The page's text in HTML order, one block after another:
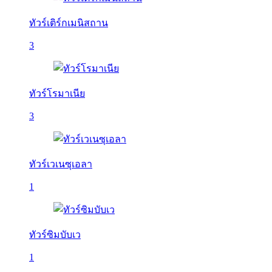
ทัวร์เติร์กเมนิสถาน
3
ทัวร์โรมาเนีย
3
ทัวร์เวเนซุเอลา
1
ทัวร์ซิมบับเว
1